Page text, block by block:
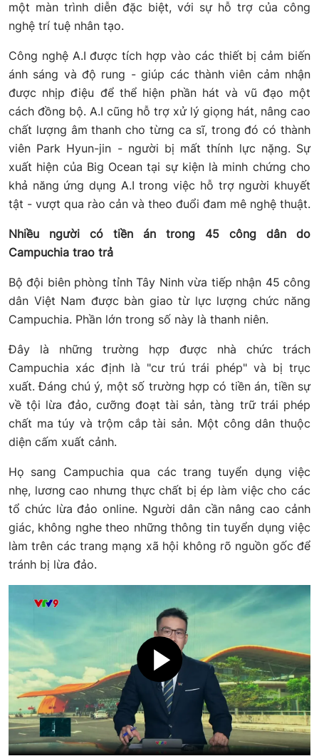
một màn trình diễn đặc biệt, với sự hỗ trợ của công
nghệ trí tuệ nhân tạo.
Công nghệ A.I được tích hợp vào các thiết bị cảm biến
ánh sáng và độ rung - giúp các thành viên cảm nhận
được nhịp điệu để thể hiện phần hát và vũ đạo một
cách đồng bộ. A.I cũng hỗ trợ xử lý giọng hát, nâng cao
chất lượng âm thanh cho từng ca sĩ, trong đó có thành
viên Park Hyun-jin - người bị mất thính lực nặng. Sự
xuất hiện của Big Ocean tại sự kiện là minh chứng cho
khả năng ứng dụng A.I trong việc hỗ trợ người khuyết
tật - vượt qua rào cản và theo đuổi đam mê nghệ thuật.
Nhiều người có tiền án trong 45 công dân do
Campuchia trao trả
Bộ đội biên phòng tỉnh Tây Ninh vừa tiếp nhận 45 công
dân Việt Nam được bàn giao từ lực lượng chức năng
Campuchia. Phần lớn trong số này là thanh niên.
Đây là những trường hợp được nhà chức trách
Campuchia xác định là "cư trú trái phép" và bị trục
xuất. Đáng chú ý, một số trường hợp có tiền án, tiền sự
về tội lừa đảo, cưỡng đoạt tài sản, tàng trữ trái phép
chất ma túy và trộm cắp tài sản. Một công dân thuộc
diện cấm xuất cảnh.
Họ sang Campuchia qua các trang tuyển dụng việc
nhẹ, lương cao nhưng thực chất bị ép làm việc cho các
tổ chức lừa đảo online. Người dân cần nâng cao cảnh
giác, không nghe theo những thông tin tuyển dụng việc
làm trên các trang mạng xã hội không rõ nguồn gốc để
tránh bị lừa đảo.